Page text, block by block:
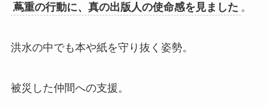
蔦重の行動に、真の出版人の使命感を見ました 。
洪水の中でも本や紙を守り抜く姿勢。
被災した仲間への支援。